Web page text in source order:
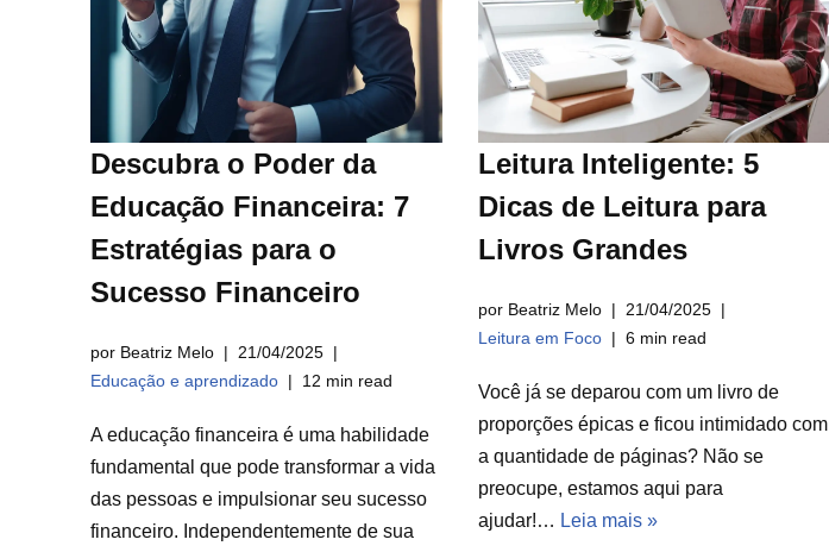
Descubra o Poder da
Educação Financeira: 7
Estratégias para o
Sucesso Financeiro
por Beatriz Melo
21/04/2025
Educação e aprendizado
12 min read
A educação financeira é uma habilidade
fundamental que pode transformar a vida
das pessoas e impulsionar seu sucesso
financeiro. Independentemente de sua
Leitura Inteligente: 5
Dicas de Leitura para
Livros Grandes
por Beatriz Melo
21/04/2025
Leitura em Foco
6 min read
Você já se deparou com um livro de
proporções épicas e ficou intimidado com
a quantidade de páginas? Não se
preocupe, estamos aqui para
ajudar!… Leia mais »